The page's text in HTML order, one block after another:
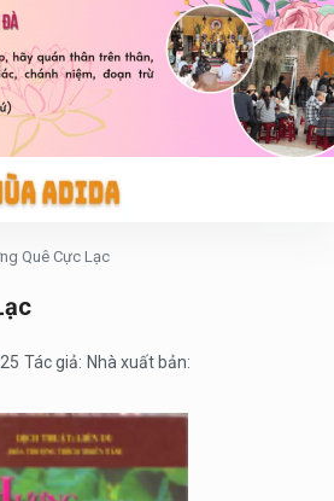
Quê Cực Lạc
Tác giả: Nhà xuất bản: